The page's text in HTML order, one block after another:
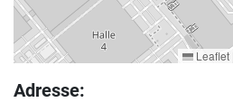
Leaflet
Adresse: